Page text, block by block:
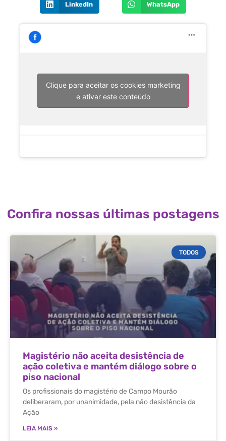
LinkedIn WhatsApp
Clique para aceitar os cookies marketing
e ativar este conteúdo
Confira nossas últimas postagens
TODOS
Magistério não aceita desistência de
ação coletiva e mantém diálogo sobre o
piso nacional
Os profissionais do magistério de Campo Mourão
deliberaram, por unanimidade, pela não desistência da
Ação
LEIA MAIS »